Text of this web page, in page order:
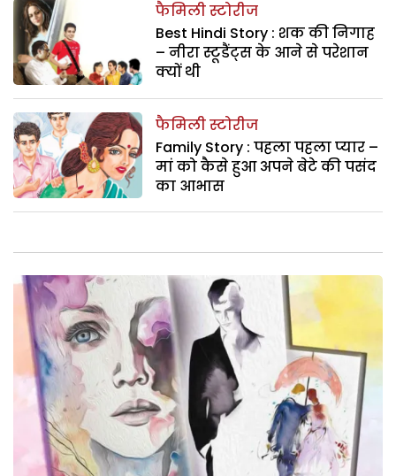
फैमिली स्टोरीज
Best Hindi Story : शक की निगाह
– नीरा स्टूडैंट्स के आने से परेशान
क्यों थी
फैमिली स्टोरीज
Family Story : पहला पहला प्यार –
मां को कैसे हुआ अपने बेटे की पसंद
का आभास